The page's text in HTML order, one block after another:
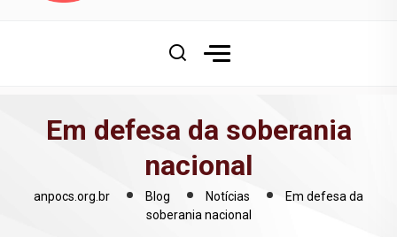
Em defesa da soberania
nacional
anpocs.org.br Blog Notícias
Em defesa da
soberania nacional